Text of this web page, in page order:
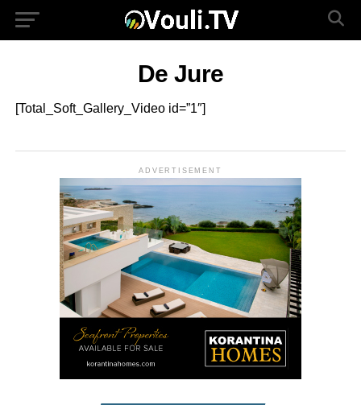
De Jure
[Total_Soft_Gallery_Video id=”1″]
ADVERTISEMENT